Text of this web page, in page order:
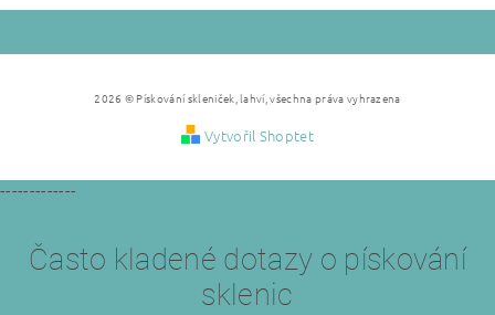
2026 © Pískování skleniček, lahví, všechna práva vyhrazena
Vytvořil Shoptet
-------------
Často kladené dotazy o pískování
sklenic